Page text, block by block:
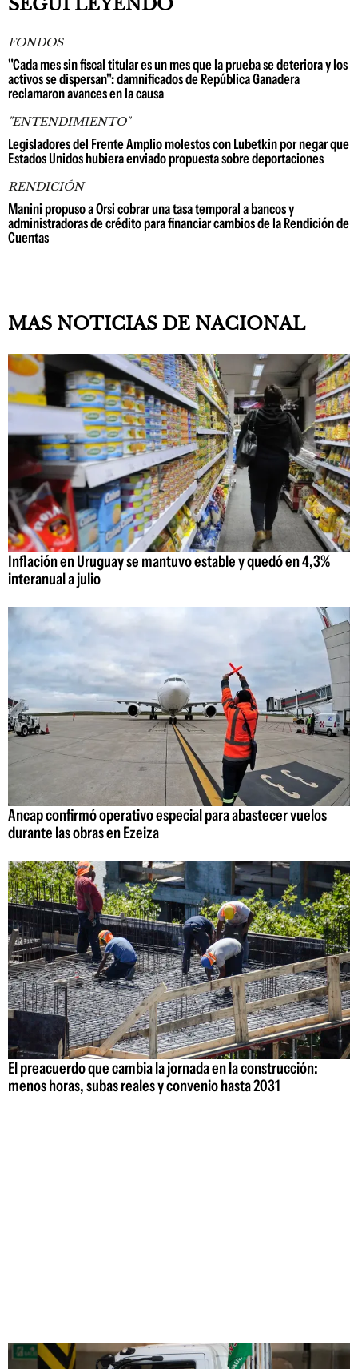
SEGUÍ LEYENDO
FONDOS
"Cada mes sin fiscal titular es un mes que la prueba se deteriora y los
activos se dispersan": damnificados de República Ganadera
reclamaron avances en la causa
"ENTENDIMIENTO"
Legisladores del Frente Amplio molestos con Lubetkin por negar que
Estados Unidos hubiera enviado propuesta sobre deportaciones
RENDICIÓN
Manini propuso a Orsi cobrar una tasa temporal a bancos y
administradoras de crédito para financiar cambios de la Rendición de
Cuentas
MAS NOTICIAS DE NACIONAL
Inflación en Uruguay se mantuvo estable y quedó en 4,3%
interanual a julio
Ancap confirmó operativo especial para abastecer vuelos
durante las obras en Ezeiza
El preacuerdo que cambia la jornada en la construcción:
menos horas, subas reales y convenio hasta 2031